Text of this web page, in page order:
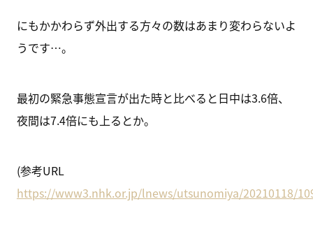
にもかかわらず外出する方々の数はあまり変わらないよ
うです…。
最初の緊急事態宣言が出た時と比べると日中は3.6倍、
夜間は7.4倍にも上るとか。
(参考URL
https://www3.nhk.or.jp/lnews/utsunomiya/20210118/